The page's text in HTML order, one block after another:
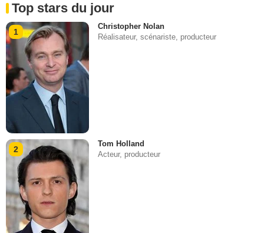
Top stars du jour
1
Christopher Nolan
Réalisateur, scénariste, producteur
2
Tom Holland
Acteur, producteur